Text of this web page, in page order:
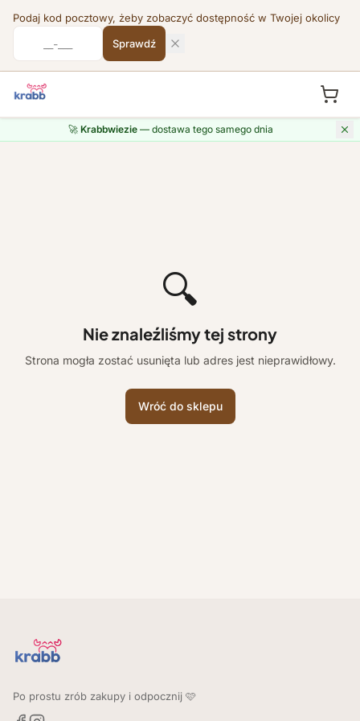
Podaj kod pocztowy, żeby zobaczyć dostępność w Twojej okolicy
Sprawdź
🚀 Krabbwiezie— dostawa tego samego dnia
🔍
Nie znaleźliśmy tej strony
Strona mogła zostać usunięta lub adres jest nieprawidłowy.
Wróć do sklepu
Po prostu zrób zakupy i odpocznij 🩷